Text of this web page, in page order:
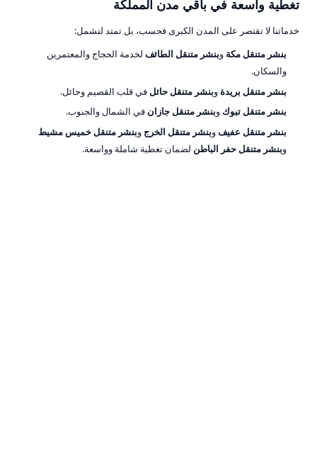
تغطية واسعة في باقي مدن المملكة
خدماتنا لا تقتصر على المدن الكبرى فحسب، بل تمتد لتشمل:
بنشر متنقل مكة وبنشر متنقل الطائف لخدمة الحجاج والمعتمرين
والسكان.
بنشر متنقل بريدةوبنشر متنقل حائل في قلب القصيم وحائل.
بنشر متنقل تبوك وبنشر متنقل جازان في الشمال والجنوب.
بنشر متنقل عفيفوبنشر متنقل الخرج وبنشر متنقل خميس مشيط
وبنشر متنقل حفر الباطن لضمان تغطية شاملة وواسعة.